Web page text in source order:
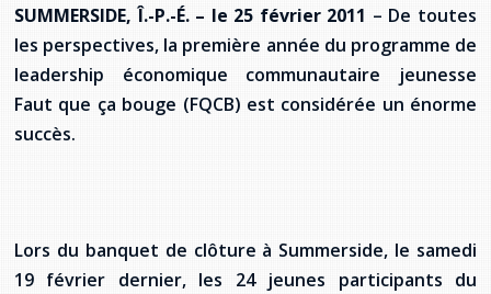
Jeux de la francophonie canadienne
Forum jeunesse pancanadien
Festival jeunesse de l'Acadie
Assemblée générale annuelle
Gestes et paroles ambigus
Admission au barreau
Ressources documentaires
Formulaires de procédure pénale
La Charte canadienne des droits et libertés
Terre-Neuve-et-Labrador
Offres d'emploi (Secteur Justice)
Législation spéciale Covid-19
Qu'est-ce que l'Aide juridique ?
Répertoire des juristes d'expression
française
Règlement Quiz RVF 2021
Continuons en français
Activités
Guide du système de santé à TNL
Annuaire de santé
Offres Actives
Travailler en santé à TNL
Services en français
Ma langue, c'est ma fierté !
Carte des services en français
2SLGBTQIA+
SUMMERSIDE, Î.-P.-É. – le 25 février 2011 – De toutes
les perspectives, la première année du programme de
leadership économique communautaire jeunesse
Faut que ça bouge (FQCB) est considérée un énorme
succès.
Lors du banquet de clôture à Summerside, le samedi
19 février dernier, les 24 jeunes participants du